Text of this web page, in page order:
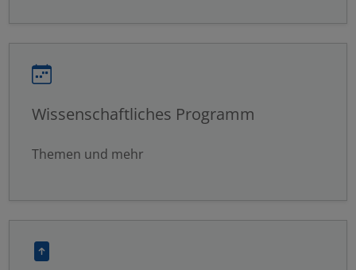
Wissenschaftliches Programm
Themen und mehr